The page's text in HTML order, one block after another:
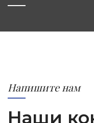
Напишите нам
Наши